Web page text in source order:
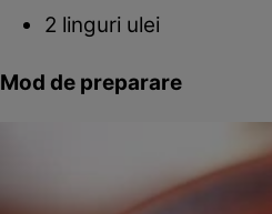
2 linguri ulei
Mod de preparare